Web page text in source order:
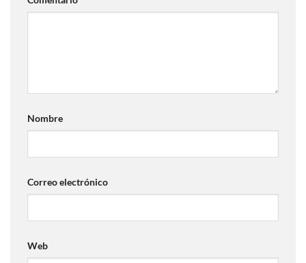
Nombre
Correo electrónico
Web